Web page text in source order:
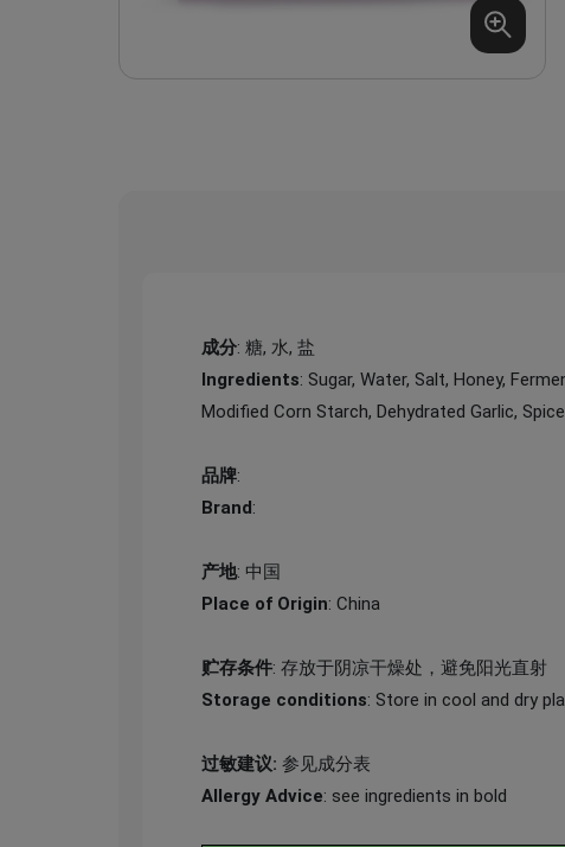
成分: 糖, 水, 盐
Ingredients: Sugar, Water, Salt, Honey,
Modified Corn Starch, Dehydrated Garlic,
品牌:
Brand:
产地: 中国
Place of Origin: China
贮存条件: 存放于阴凉干燥处，避免阳光直射
Storage conditions: Store in cool and dry
过敏建议: 参见成分表
Allergy Advice: see ingredients in bold